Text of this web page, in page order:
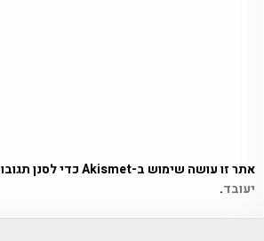
אתר זו עושה שימוש ב-Akismet כדי לסנן תגובות זבל.
יעובד.